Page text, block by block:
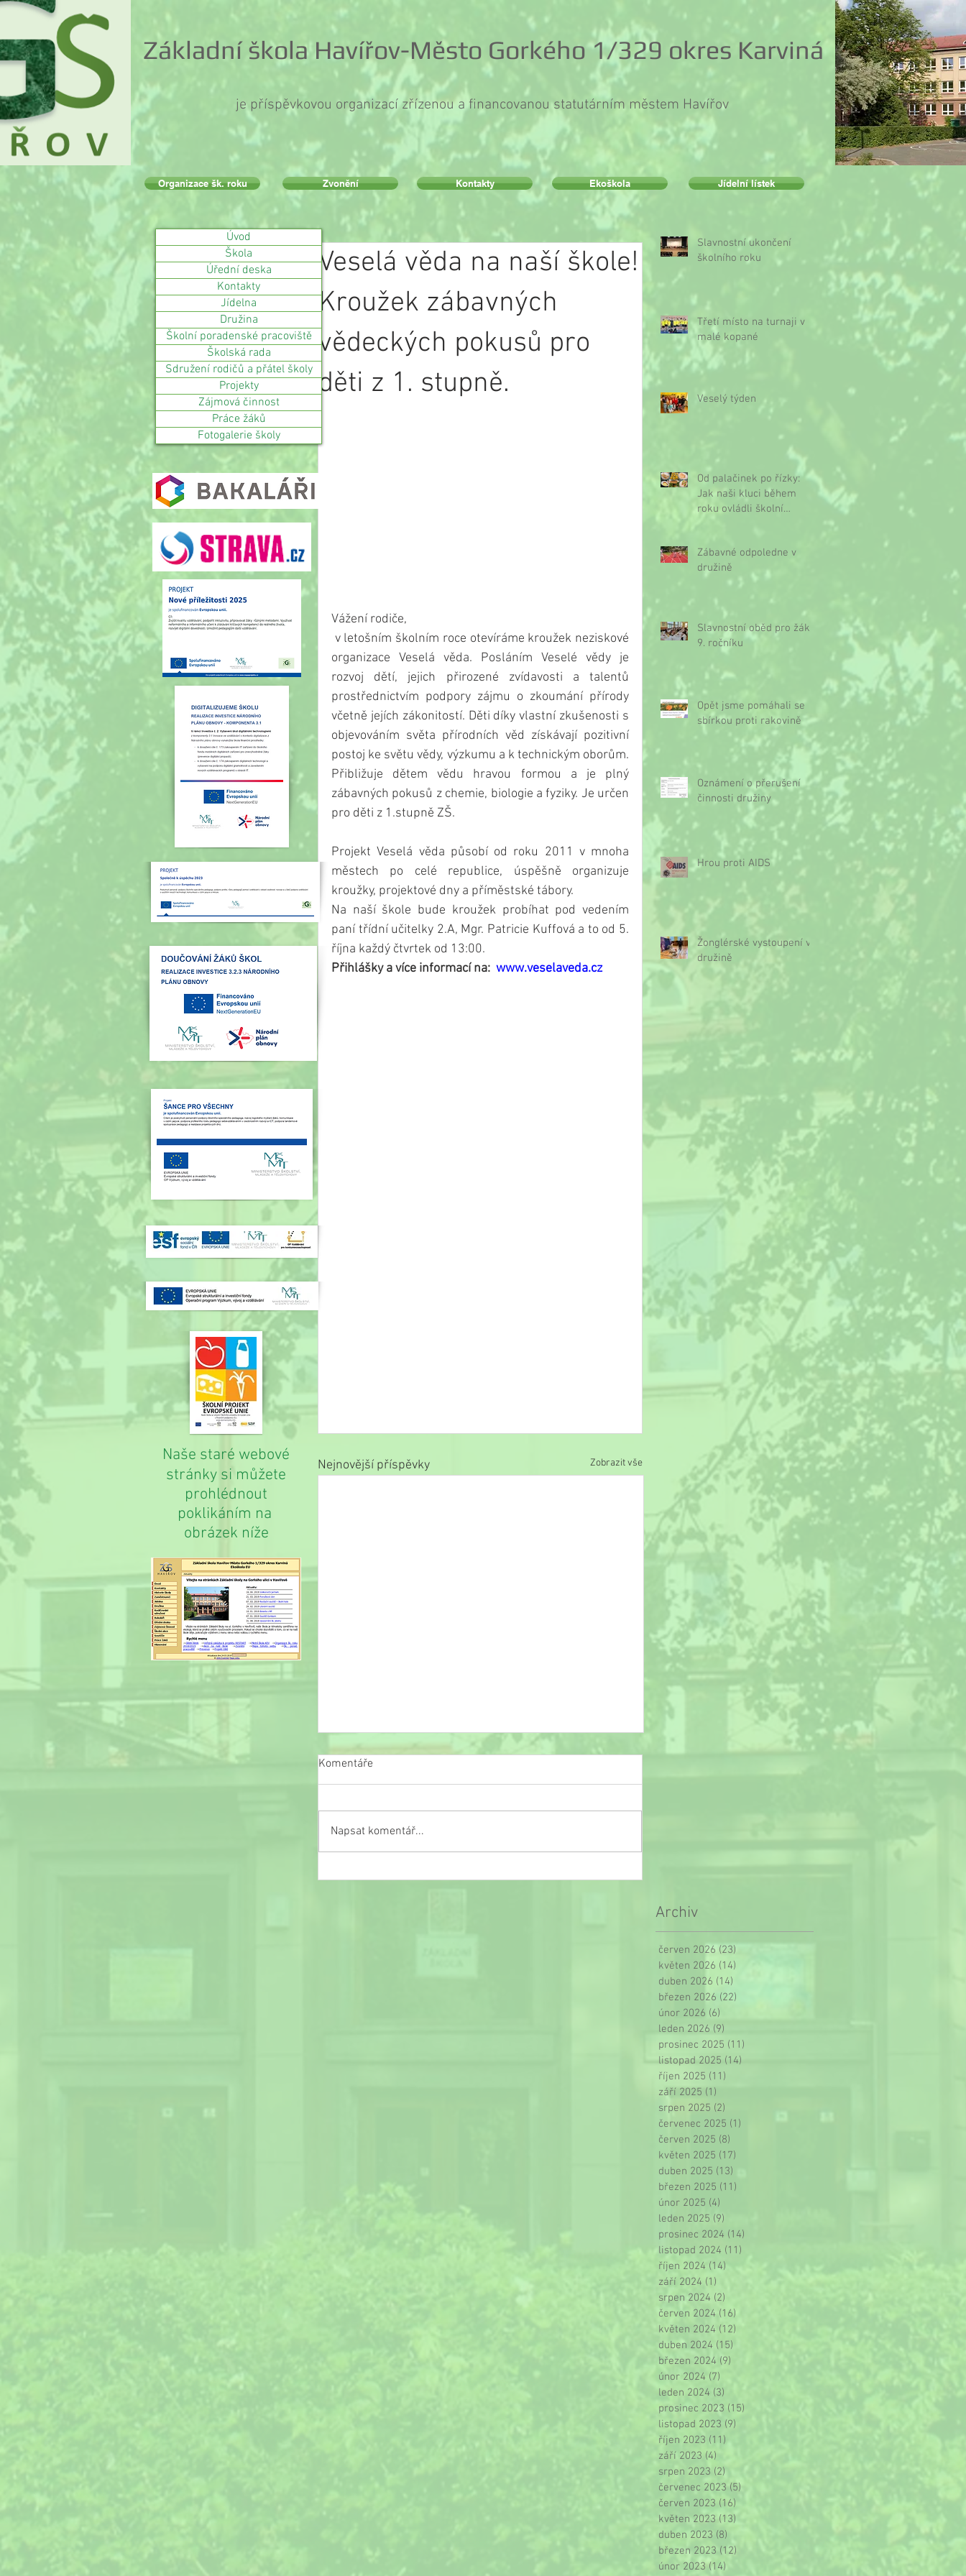
Základní škola Havířov-Město Gorkého 1/329 okres Karviná
je příspěvkovou organizací zřízenou a financovanou statutárním městem Havířov
Veselá věda na naší škole!
Kroužek zábavných
vědeckých pokusů pro
děti z 1. stupně.
Vážení rodiče,
organizace Veselá věda. Posláním Veselé vědy je
rozvoj dětí, jejich přirozené zvídavosti a talentů
prostřednictvím podpory zájmu o zkoumání přírody
včetně jejích zákonitostí. Děti díky vlastní zkušenosti s
objevováním světa přírodních věd získávají pozitivní
postoj ke světu vědy, výzkumu a k technickým oborům.
Přibližuje dětem vědu hravou formou a je plný
zábavných pokusů z chemie, biologie a fyziky. Je určen
pro děti z 1.stupně ZŠ.
Projekt Veselá věda působí od roku 2011 v mnoha
městech po celé republice, úspěšně organizuje
kroužky, projektové dny a příměstské tábory.
Na naší škole bude kroužek probíhat pod vedením
paní třídní učitelky 2.A, Mgr. Patricie Kuffová a to od 5.
října každý čtvrtek od 13:00.
Přihlášky a více informací na: www.veselaveda.cz
Nejnovější příspěvky Zobrazit vše
Slavnostní ukončení školního roku
Komentáře
Napsat komentář...
Slavnostní ukončení
školního roku
Třetí místo na turnaji v
malé kopané
Veselý týden
Od palačinek po řízky:
Jak naši kluci během
roku ovládli školní
Zábavné odpoledne v
družině
Slavnostní oběd pro žáky
9. ročníku
Opět jsme pomáhali se
sbírkou proti rakovině
Oznámení o přerušení
činnosti družiny
Hrou proti AIDS
Žonglérské vystoupení v
družině
Archiv
červen 2026 (23)
květen 2026 (14)
duben 2026 (14)
březen 2026 (22)
únor 2026 (6)
leden 2026 (9)
prosinec 2025 (11)
listopad 2025 (14)
říjen 2025 (11)
září 2025 (1)
srpen 2025 (2)
červenec 2025 (1) 1 příspěvek
červen 2025 (8)
květen 2025 (17)
duben 2025 (13)
březen 2025 (11)
únor 2025 (4)
leden 2025 (9)
prosinec 2024 (14)
listopad 2024 (11)
říjen 2024 (14)
září 2024 (1)
srpen 2024 (2)
červen 2024 (16)
květen 2024 (12)
duben 2024 (15)
březen 2024 (9) 9 příspěvků
únor 2024 (7)
leden 2024 (3)
prosinec 2023 (15)
listopad 2023 (9)
říjen 2023 (11)
září 2023 (4)
srpen 2023 (2)
červenec 2023 (5)
červen 2023 (16)
květen 2023 (13)
duben 2023 (8)
březen 2023 (12)
únor 2023 (14)
Organizace šk. roku Zvonění Kontakty Ekoškola Jídelní lístek
Naše staré webové
stránky si můžete
prohlédnout
poklikáním na
obrázek níže
Úvod
Škola
Úřední deska
Kontakty
Jídelna
Družina
Školní poradenské pracoviště
Školská rada
Sdružení rodičů a přátel školy
Projekty
Zájmová činnost
Práce žáků
Fotogalerie školy